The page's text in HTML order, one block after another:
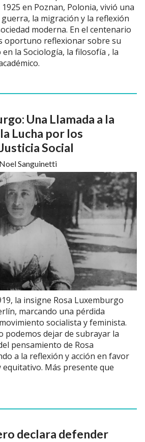
en Poznan, Polonia, vivió una
la migración y la reflexión
moderna. En el centenario
oportuno reflexionar sobre su
la Sociología, la filosofía , la
Una Llamada a la
Lucha por los
Social
Sanguinetti
la insigne Rosa Luxemburgo
marcando una pérdida
socialista y feminista.
podemos dejar de subrayar la
pensamiento de Rosa
a la reflexión y acción en favor
Más presente que
declara defender